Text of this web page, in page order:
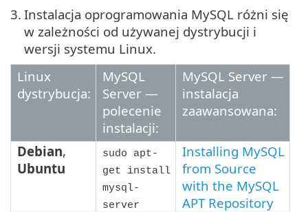
3. Instalacja oprogramowania MySQL różni się
w zależności od używanej dystrybucji i
wersji systemu Linux.
Linux
dystrybucja:
MySQL
Server —
polecenie
instalacji:
MySQL Server —
instalacja
zaawansowana:
Debian,
Ubuntu
sudo apt-
get install
mysql-
server
Installing MySQL
from Source
with the MySQL
APT Repository